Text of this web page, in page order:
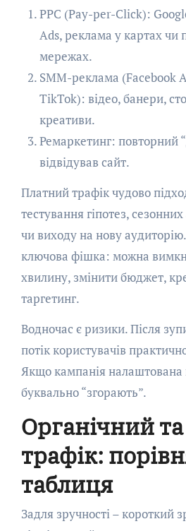
PPC (Pay-per-Click):
Ads, реклама у картах чи
мережах.
SMM-реклама (Facebook
TikTok): відео, банери,
креативи.
Ремаркетинг: повторний
відвідував сайт.
Платний трафік чудово
тестування гіпотез,
чи виходу на нову
ключова фішка: можна
хвилину, змінити бюджет,
таргетинг.
Водночас є ризики. Після
потік користувачів
Якщо кампанія налаштована
буквально “згорають”.
Органічний
трафік:
таблиця
Задля зручності – короткий